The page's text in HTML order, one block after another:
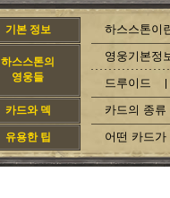
기본 정보 하스스톤이
하스스톤의
영웅들
영웅기본정
드루이드
카드와 덱 카드의 종류
유용한 팁 어떤 카드